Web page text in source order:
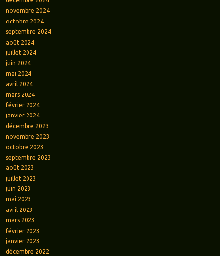
novembre 2024
octobre 2024
septembre 2024
août 2024
juillet 2024
juin 2024
mai 2024
avril 2024
mars 2024
février 2024
janvier 2024
décembre 2023
novembre 2023
octobre 2023
septembre 2023
août 2023
juillet 2023
juin 2023
mai 2023
avril 2023
mars 2023
février 2023
janvier 2023
décembre 2022